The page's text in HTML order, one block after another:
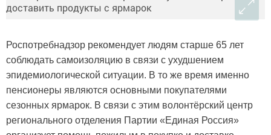
Роспотребнадзор рекомендует людям старше 65 лет
соблюдать самоизоляцию в связи с ухудшением
эпидемиологической ситуации. В то же время именно
пенсионеры являются основными покупателями
сезонных ярмарок. В связи с этим волонтёрский центр
регионального отделения Партии «Единая Россия»